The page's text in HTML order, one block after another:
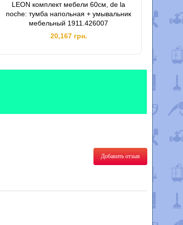
LEON комплект мебели 60см, de la
noche: тумба напольная + умывальник
мебельный 1911.426007
20,167 грн.
More
Добавить отзыв